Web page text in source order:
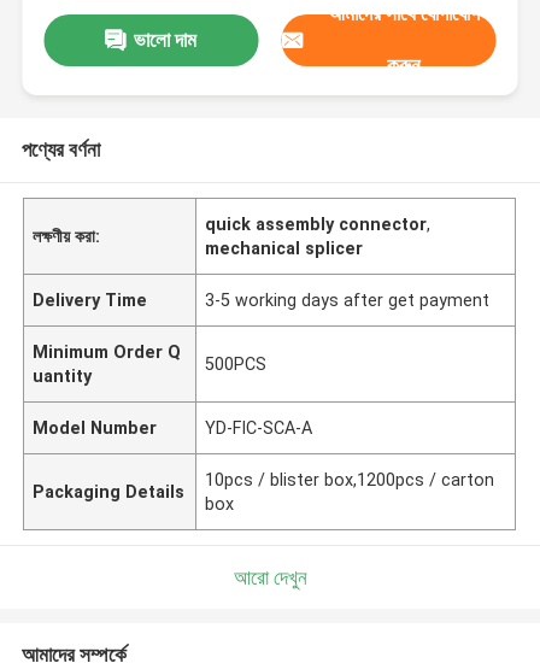
ভালো দাম
আমাদের সাথে যোগাযোগ
করুন
পণ্যের বর্ণনা
লক্ষণীয় করা:
quick assembly connector,
mechanical splicer
Delivery Time 3-5 working days after get payment
Minimum Order Q
uantity
500PCS
Model Number YD-FIC-SCA-A
Packaging Details
10pcs / blister box,1200pcs / carton
box
আরো দেখুন
আমাদের সম্পর্কে